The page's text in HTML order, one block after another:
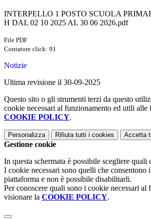
INTERPELLO 1 POSTO SCUOLA
H DAL 02 10 2025 AL 30 06 2026.pdf
File PDF
Contatore click: 91
Notizie
Ultima revisione il 30-09-2025
Questo sito o gli strumenti terzi da questo
cookie necessari al funzionamento ed utili alle
COOKIE POLICY.
Personalizza Rifiuta tutti i cookies Accetta
Gestione cookie
In questa schermata è possibile scegliere quali
I cookie necessari sono quelli che consentono
piattaforma e non è possibile disabilitarli.
Per conoscere quali sono i cookie necessari al
visionare la COOKIE POLICY.